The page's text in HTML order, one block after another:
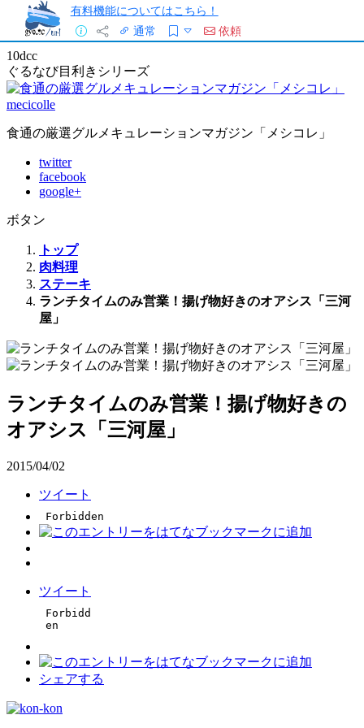
有料機能についてはこちら！
通常
依頼